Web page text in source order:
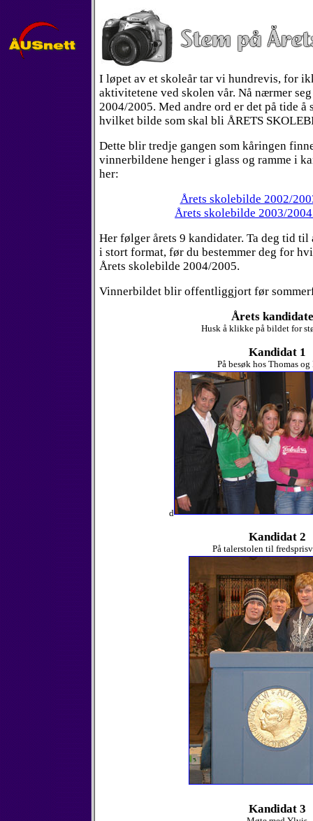
I løpet av et skoleår tar vi hundrevis, for
aktivitetene ved skolen vår. Nå nærmer
2004/2005. Med andre ord er det på tide å
hvilket bilde som skal bli ÅRETS
Dette blir tredje gangen som kåringen
vinnerbildene henger i glass og ramme i
her:
Årets skolebilde 2002/
Årets skolebilde 2003/
Her følger årets 9 kandidater. Ta deg tid
i stort format, før du bestemmer deg for
Årets skolebilde 2004/2005.
Vinnerbildet blir offentliggjort før
Årets
Husk å klikke på bildet for
Kandidat 1
På besøk hos Thomas og
d
Kandidat 2
På talerstolen til
Kandidat 3